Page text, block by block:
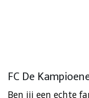
FC De
Ben jij een echte